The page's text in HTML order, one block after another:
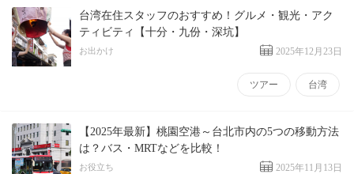
台湾在住スタッフのおすすめ！グルメ・観光・アク
ティビティ【十分・九份・深坑】
お出かけ 2025年12月23日
ツアー 台湾
【2025年最新】桃園空港～台北市内の5つの移動方法
は？バス・MRTなどを比較！
お役立ち 2025年11月13日